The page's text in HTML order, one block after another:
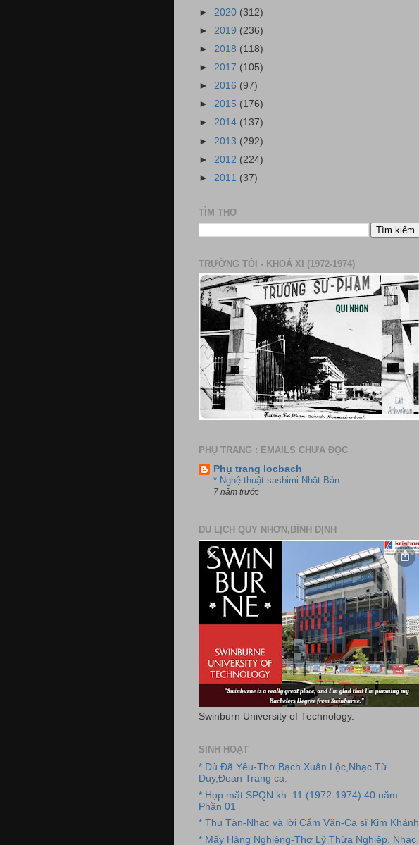
► 2020 (312)
► 2019 (236)
► 2018 (118)
► 2017 (105)
► 2016 (97)
► 2015 (176)
► 2014 (137)
► 2013 (292)
► 2012 (224)
► 2011 (37)
TÌM THƠ
TRƯỜNG TÔI - KHOÁ XI (1972-1974)
PHỤ TRANG : EMAILS CHƯA ĐỌC
Phụ trang locbach
* Nghệ thuật sashimi Nhật Bản
7 năm trước
DU LỊCH QUY NHƠN,BÌNH ĐỊNH
Swinburn University of Technology.
SINH HOẠT
* Dù Đã Yêu-Thơ Bạch Xuân Lộc,Nhạc Từ
Duy,Đoan Trang ca.
* Họp mặt SPQN kh. 11 (1972-1974) 40 năm :
Phần 01
* Thu Tàn-Nhạc và lời Cẩm Văn-Ca sĩ Kim Khánh
* Mấy Hàng Nghiêng-Thơ Lý Thừa Nghiệp, Nhạc